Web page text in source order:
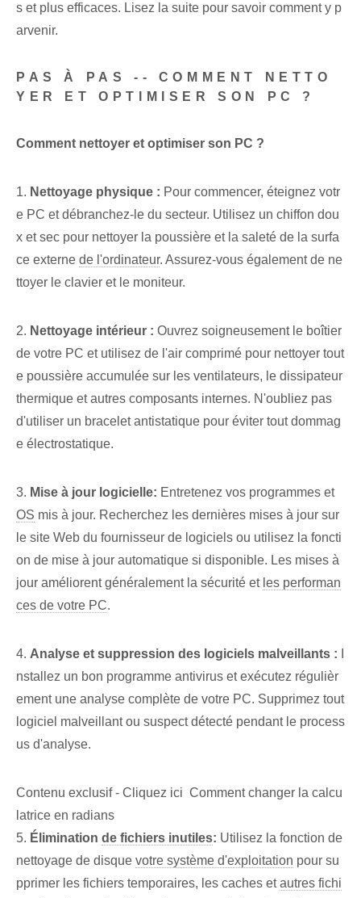
s et plus efficaces. Lisez la suite pour savoir comment y p
arvenir.
PAS À PAS -- COMMENT NETTO
YER ET OPTIMISER SON PC ?
Comment nettoyer et optimiser son PC ?
1. Nettoyage physique : Pour commencer, éteignez votr
e PC et débranchez-le du secteur. Utilisez un chiffon dou
x et sec pour nettoyer la poussière et la saleté de la surfa
ce externe de l'ordinateur. Assurez-vous également de ne
ttoyer le clavier et le moniteur.
2. Nettoyage intérieur : Ouvrez soigneusement le boîtier
de votre PC et utilisez de l'air comprimé pour nettoyer tout
e poussière accumulée sur les ventilateurs, le dissipateur
thermique et autres composants internes. N'oubliez pas
d'utiliser un bracelet antistatique pour éviter tout dommag
e électrostatique.
3. Mise à jour logicielle: Entretenez vos programmes et
OS mis à jour. Recherchez les dernières mises à jour sur
le site Web du fournisseur de logiciels ou utilisez la foncti
on de mise à jour automatique si disponible. Les mises à
jour améliorent généralement la sécurité et les performan
ces de votre PC.
4. Analyse et suppression des logiciels malveillants :
nstallez un bon programme antivirus et exécutez régulièr
ement une analyse complète de votre PC. Supprimez tout
logiciel malveillant ou suspect détecté pendant le process
us d'analyse.
Contenu exclusif - Cliquez ici Comment changer la calcu
latrice en radians
5. Élimination de fichiers inutiles: Utilisez la fonction de
nettoyage de disque votre système d'exploitation pour su
pprimer les fichiers temporaires, les caches etautres fichi